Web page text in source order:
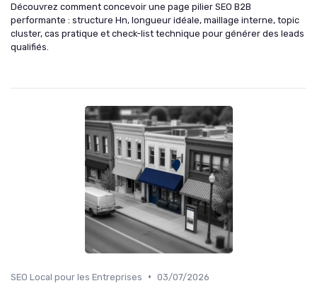
Découvrez comment concevoir une page pilier SEO B2B
performante : structure Hn, longueur idéale, maillage interne, topic
cluster, cas pratique et check-list technique pour générer des leads
qualifiés.
SEO Local pour les Entreprises • 03/07/2026